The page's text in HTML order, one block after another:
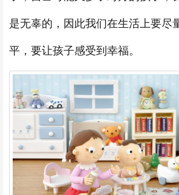
是无辜的，因此我们在生活上要尽
平，要让孩子感受到幸福。